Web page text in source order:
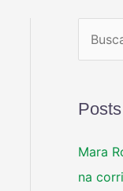
Mara
na